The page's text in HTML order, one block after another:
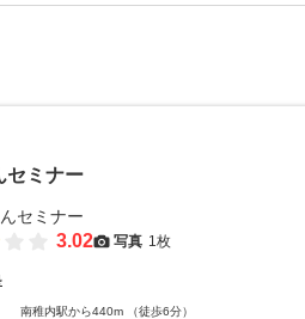
セミナー
3.02 写真 1枚
南稚内駅から440m （徒歩6分）